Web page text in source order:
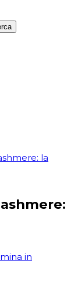
la
in